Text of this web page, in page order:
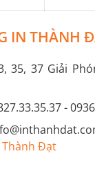
IN THÀNH
35, 37 Giải
-
Thành Đạt